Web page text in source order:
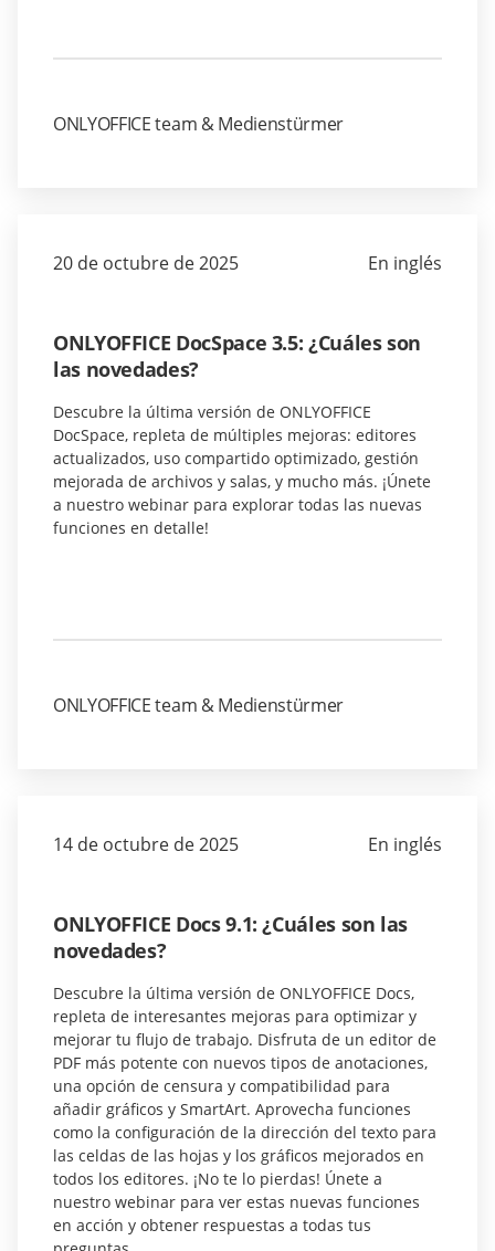
ONLYOFFICE team & Medienstürmer
20 de octubre de 2025 En inglés
ONLYOFFICE DocSpace 3.5: ¿Cuáles son
las novedades?
Descubre la última versión de ONLYOFFICE
DocSpace, repleta de múltiples mejoras: editores
actualizados, uso compartido optimizado, gestión
mejorada de archivos y salas, y mucho más. ¡Únete
a nuestro webinar para explorar todas las nuevas
funciones en detalle!
ONLYOFFICE team & Medienstürmer
14 de octubre de 2025 En inglés
ONLYOFFICE Docs 9.1: ¿Cuáles son las
novedades?
Descubre la última versión de ONLYOFFICE Docs,
repleta de interesantes mejoras para optimizar y
mejorar tu flujo de trabajo. Disfruta de un editor de
PDF más potente con nuevos tipos de anotaciones,
una opción de censura y compatibilidad para
añadir gráficos y SmartArt. Aprovecha funciones
como la configuración de la dirección del texto para
las celdas de las hojas y los gráficos mejorados en
todos los editores. ¡No te lo pierdas! Únete a
nuestro webinar para ver estas nuevas funciones
en acción y obtener respuestas a todas tus